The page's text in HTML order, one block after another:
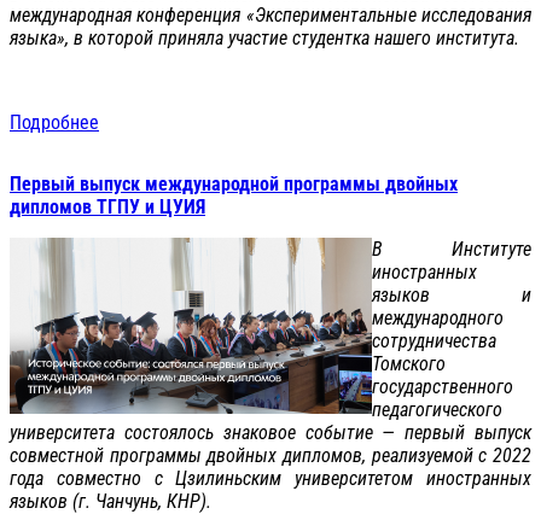
международная конференция «Экспериментальные исследования
языка», в которой приняла участие студентка нашего института.
Подробнее
Первый выпуск международной программы двойных
дипломов ТГПУ и ЦУИЯ
В Институте
иностранных
языков и
международного
сотрудничества
Томского
государственного
педагогического
университета состоялось знаковое событие — первый выпуск
совместной программы двойных дипломов, реализуемой с 2022
года совместно с Цзилиньским университетом иностранных
языков (г. Чанчунь, КНР).